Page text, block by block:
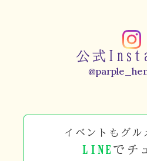
公式
イベントもグル
LINE でチ